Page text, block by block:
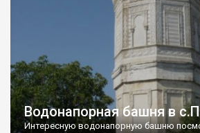
Водонапорная башня в
Интересную водонапорную башню